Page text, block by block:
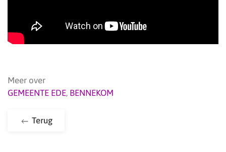
Meer over
GEMEENTE EDE, BENNEKOM
Terug